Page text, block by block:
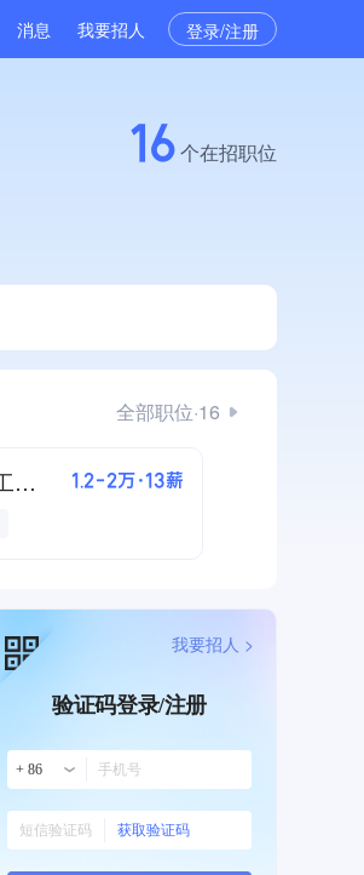
消息 我要招人 登录/注册
16个在招职位
全部职位·16
工业多能互补方案设计工程师 1.2-2万·13薪
验证码登录/注册
+ 86
获取验证码
我要招人 >